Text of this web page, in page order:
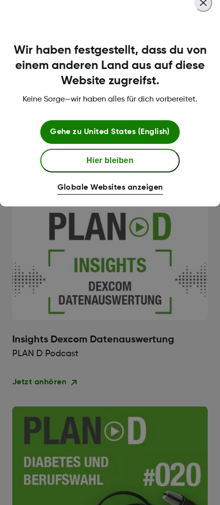
LADA - und andere Diabetes-Typen
PLAN D Podcast
Insights Dexcom Datenauswertung
PLAN D Podcast
Jetzt anhören
Wir haben festgestellt, dass du von
einem anderen Land aus auf diese
Website zugreifst.
Keine Sorge—wir haben alles für dich vorbereitet.
Gehe zu United States (English)
Hier bleiben
Globale Websites anzeigen